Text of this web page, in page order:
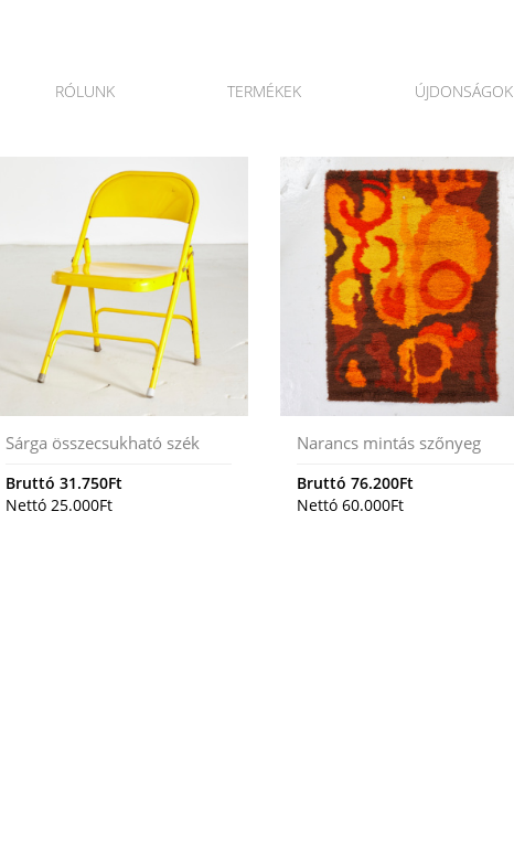
RÓLUNK TERMÉKEK ÚJDONSÁGOK
Sárga összecsukható szék
Bruttó 31.750Ft
Nettó 25.000Ft
Narancs mintás szőnyeg
Bruttó76.200Ft
Nettó60.000Ft